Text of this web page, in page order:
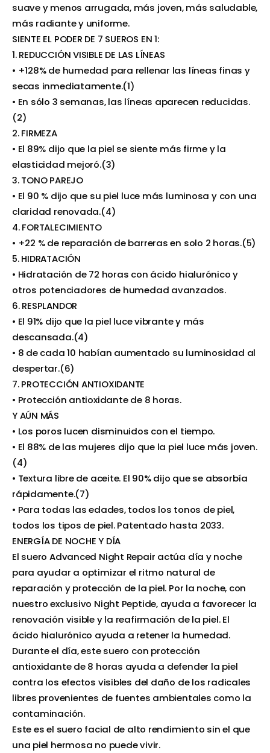
suave y menos arrugada, más joven, más saludable,
más radiante y uniforme.
SIENTE EL PODER DE 7 SUEROS EN 1:
1. REDUCCIÓN VISIBLE DE LAS LÍNEAS
• +128% de humedad para rellenar las líneas finas y
secas inmediatamente.(1)
• En sólo 3 semanas, las líneas aparecen reducidas.
(2)
2. FIRMEZA
• El 89% dijo que la piel se siente más firme y la
elasticidad mejoró.(3)
3. TONO PAREJO
• El 90 % dijo que su piel luce más luminosa y con una
claridad renovada.(4)
4. FORTALECIMIENTO
• +22 % de reparación de barreras en solo 2 horas.(5)
5. HIDRATACIÓN
• Hidratación de 72 horas con ácido hialurónico y
otros potenciadores de humedad avanzados.
6. RESPLANDOR
• El 91% dijo que la piel luce vibrante y más
descansada.(4)
• 8 de cada 10 habían aumentado su luminosidad al
despertar.(6)
7. PROTECCIÓN ANTIOXIDANTE
• Protección antioxidante de 8 horas.
Y AÚN MÁS
• Los poros lucen disminuidos con el tiempo.
• El 88% de las mujeres dijo que la piel luce más joven.
(4)
• Textura libre de aceite. El 90% dijo que se absorbía
rápidamente.(7)
• Para todas las edades, todos los tonos de piel,
todos los tipos de piel. Patentado hasta 2033.
ENERGÍA DE NOCHE Y DÍA
El suero Advanced Night Repair actúa día y noche
para ayudar a optimizar el ritmo natural de
reparación y protección de la piel. Por la noche, con
nuestro exclusivo Night Peptide, ayuda a favorecer la
renovación visible y la reafirmación de la piel. El
ácido hialurónico ayuda a retener la humedad.
Durante el día, este suero con protección
antioxidante de 8 horas ayuda a defender la piel
contra los efectos visibles del daño de los radicales
libres provenientes de fuentes ambientales como la
contaminación.
Este es el suero facial de alto rendimiento sin el que
una piel hermosa no puede vivir.